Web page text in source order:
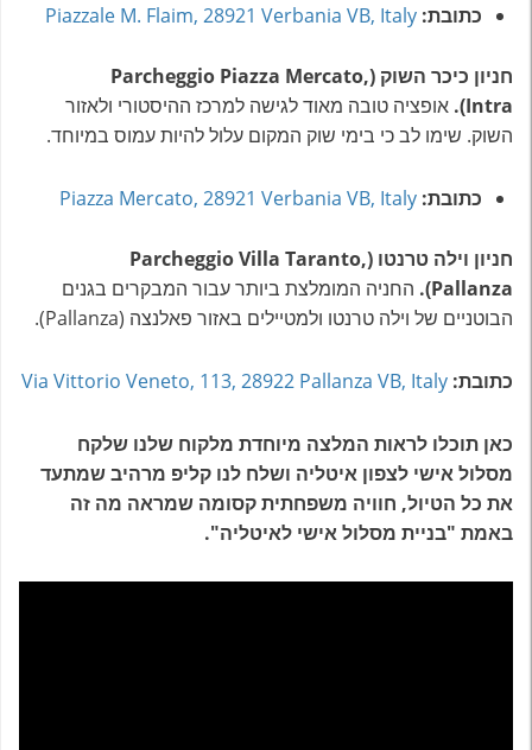
כתובת:
חניון כיכר השוק (Parcheggio Piazza Mercato,
Intra).
אופציה טובה מאוד לגישה למרכז ההיסטורי ולאזור
השוק. שימו לב כי בימי שוק המקום עלול להיות עמוס במיוחד.
כתובת:
חניון וילה טרנטו (Parcheggio Villa Taranto,
Pallanza).
החניה המומלצת ביותר עבור המבקרים בגנים
הבוטניים של וילה טרנטו ולמטיילים באזור פאלנצה (Pallanza).
כתובת:
כאן תוכלו לראות המלצה מיוחדת מלקוח שלנו שלקח
מסלול אישי לצפון איטליה ושלח לנו קליפ מרהיב שמתעד
את כל הטיול, חוויה משפחתית קסומה שמראה מה זה
באמת "בניית מסלול אישי לאיטליה".